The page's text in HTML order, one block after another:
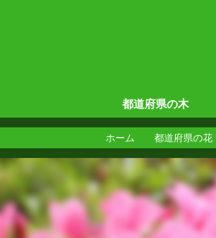
都道府県の木
ホーム 都道府県の花